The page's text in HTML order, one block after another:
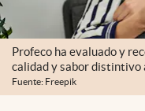
Profeco ha evaluado y
calidad y sabor distintivo
Fuente: Freepik